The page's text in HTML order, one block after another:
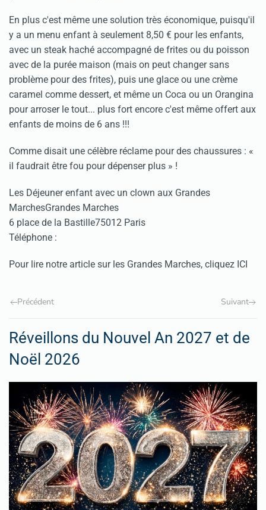
En plus c'est même une solution très économique, puisqu'il
y a un menu enfant à seulement 8,50 € pour les enfants,
avec un steak haché accompagné de frites ou du poisson
avec de la purée maison (mais on peut changer sans
problème pour des frites), puis une glace ou une crème
caramel comme dessert, et même un Coca ou un Orangina
pour arroser le tout... plus fort encore c'est même offert aux
enfants de moins de 6 ans !!!
Comme disait une célèbre réclame pour des chaussures : «
il faudrait être fou pour dépenser plus » !
Les Déjeuner enfant avec un clown aux Grandes
MarchesGrandes Marches
6 place de la Bastille75012 Paris
Téléphone :
Pour lire notre article sur les Grandes Marches, cliquez ICI
Précédent Suivant
Réveillons du Nouvel An 2027 et de
Noël 2026